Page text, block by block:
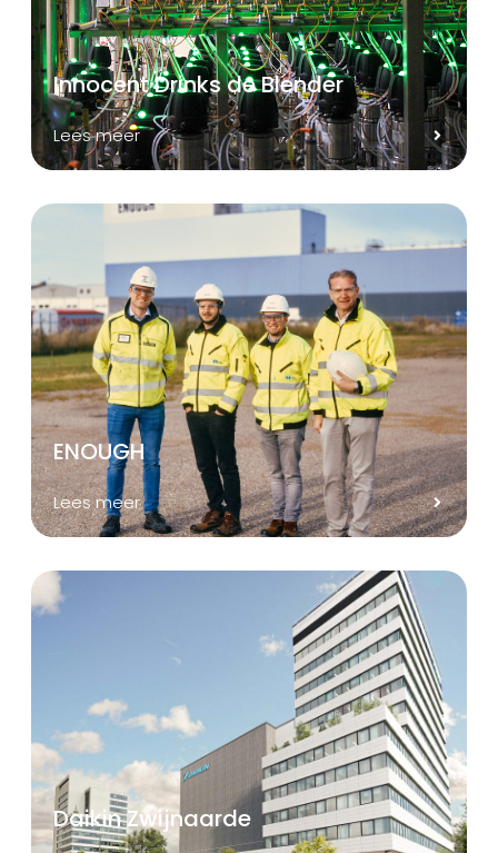
Innocent Drinks de Blender
Lees meer
ENOUGH
Lees meer
Daikin Zwijnaarde